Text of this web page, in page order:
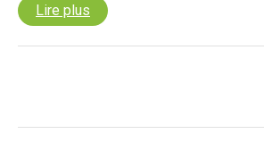
Lire plus